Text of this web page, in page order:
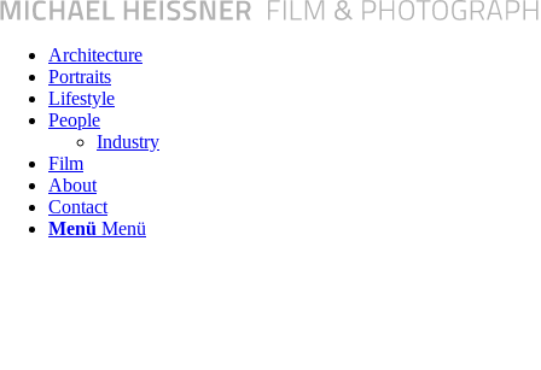
Architecture
Portraits
Lifestyle
People
Industry
Film
About
Contact
Menü Menü